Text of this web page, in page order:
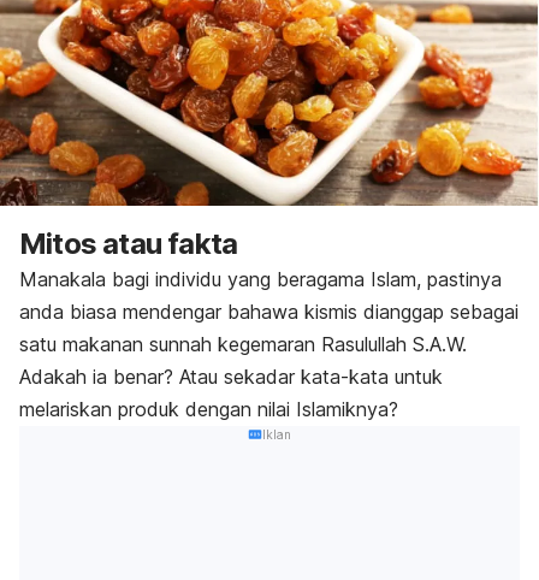
Mitos atau fakta
Manakala bagi individu yang beragama Islam, pastinya
anda biasa mendengar bahawa kismis dianggap sebagai
satu makanan sunnah kegemaran Rasulullah S.A.W.
Adakah ia benar? Atau sekadar kata-kata untuk
melariskan produk dengan nilai Islamiknya?
Iklan